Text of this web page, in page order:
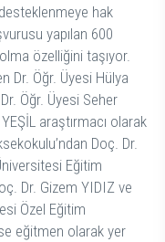
hak
yapılan 600
özelliğini taşıyor.
Dr. Öğr. Üyesi Hülya
Öğr. Üyesi Seher
araştırmacı olarak
Doç. Dr.
Eğitim
Dr. Gizem YIDIZ ve
Özel Eğitim
eğitmen olarak yer